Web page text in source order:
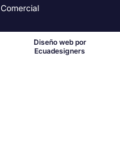
Comercial
Diseño web por
Ecuadesigners